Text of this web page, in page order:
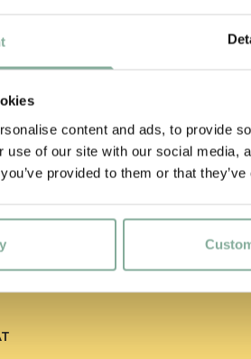
content and ads, to provide
use of our site with our social
provided to them or that